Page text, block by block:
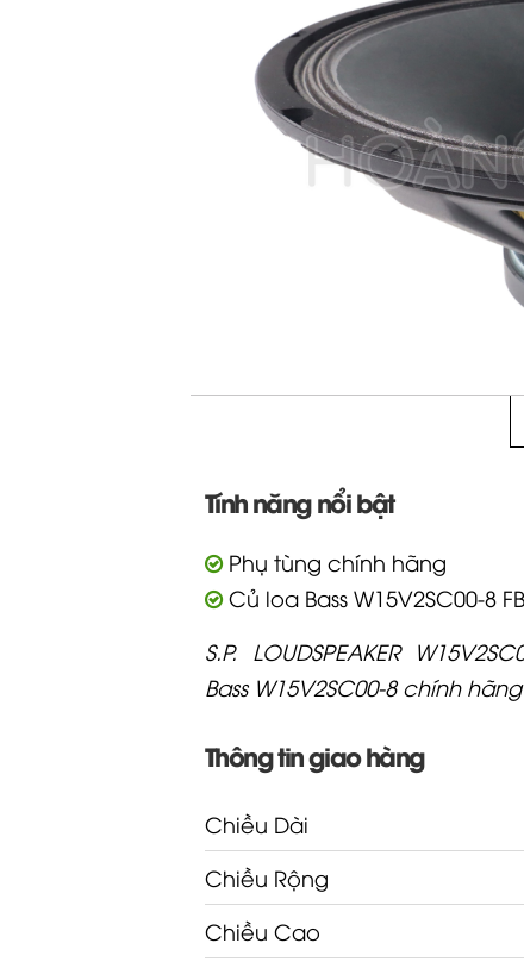
Tính năng nổi bật
Phụ tùng chính hãng
Củ loa Bass W15V2SC00-8
S.P. LOUDSPEAKER
Bass W15V2SC00-8 chính hãng
Thông tin giao hàng
Chiều Dài
Chiều Rộng
Chiều Cao